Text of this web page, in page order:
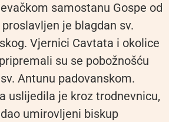
samostanu Gospe od
je blagdan sv.
Vjernici Cavtata i okolice
su se pobožnošću
Antunu padovanskom.
uslijedila je kroz trodnevnicu,
umirovljeni biskup